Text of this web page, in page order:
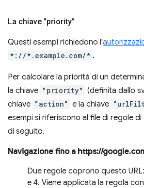
La chiave "priority"
Questi esempi richiedono l'
*://*.example.com/* .
Per calcolare la priorità di un
la chiave "priority" (definita dallo
chiave "action" e la chiave
esempi si riferiscono al file di regole
di seguito.
Navigazione fino a https://
Due regole coprono questo
e 4. Viene applicata la regola